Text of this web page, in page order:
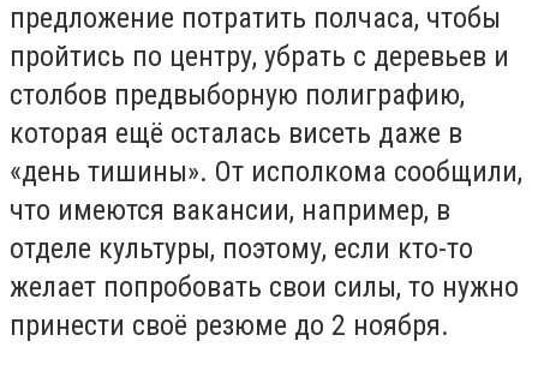
предложение потратить полчаса, чтобы
пройтись по центру, убрать с деревьев и
столбов предвыборную полиграфию,
которая ещё осталась висеть даже в
«день тишины». От исполкома сообщили,
что имеются вакансии, например, в
отделе культуры, поэтому, если кто-то
желает попробовать свои силы, то нужно
принести своё резюме до 2 ноября.